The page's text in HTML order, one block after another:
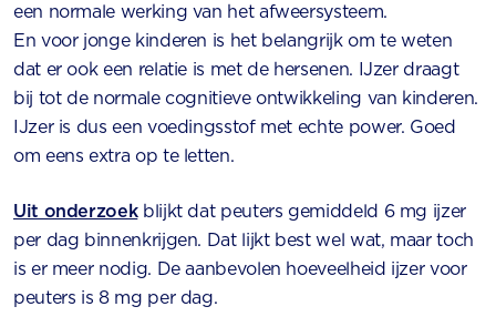
een normale werking van het afweersysteem.
En voor jonge kinderen is het belangrijk om te weten
dat er ook een relatie is met de hersenen. IJzer draagt
bij tot de normale cognitieve ontwikkeling van kinderen.
IJzer is dus een voedingsstof met echte power. Goed
om eens extra op te letten.
Uit onderzoekblijkt dat peuters gemiddeld 6 mg ijzer
per dag binnenkrijgen. Dat lijkt best wel wat, maar toch
is er meer nodig. De aanbevolen hoeveelheid ijzer voor
peuters is 8 mg per dag.